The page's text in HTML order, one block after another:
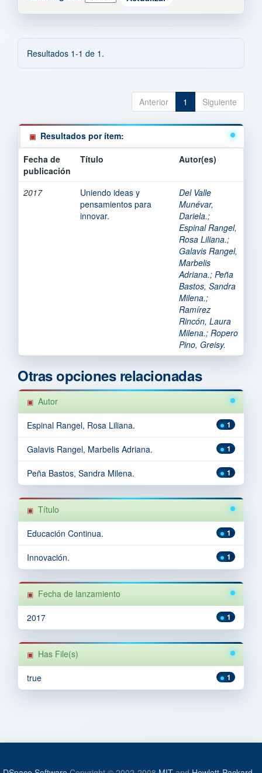
Resultados 1-1 de 1.
Anterior 1 Siguiente
Resultados por ítem:
Fecha de
publicación
Título Autor(es)
2017
Uniendo ideas y
pensamientos para
innovar.
Del Valle
Munévar,
Dariela.;
Espinal Rangel,
Rosa Liliana.;
Galavis Rangel,
Marbelis
Adriana.; Peña
Bastos, Sandra
Milena.;
Ramírez
Rincón, Laura
Milena.; Ropero
Pino, Greisy.
Otras opciones relacionadas
Autor
1
Espinal Rangel, Rosa Liliana.
1
Galavis Rangel, Marbelis Adriana.
1
Peña Bastos, Sandra Milena.
Título
1
Educación Continua.
1
Innovación.
Fecha de lanzamiento
1
2017
Has File(s)
1
true